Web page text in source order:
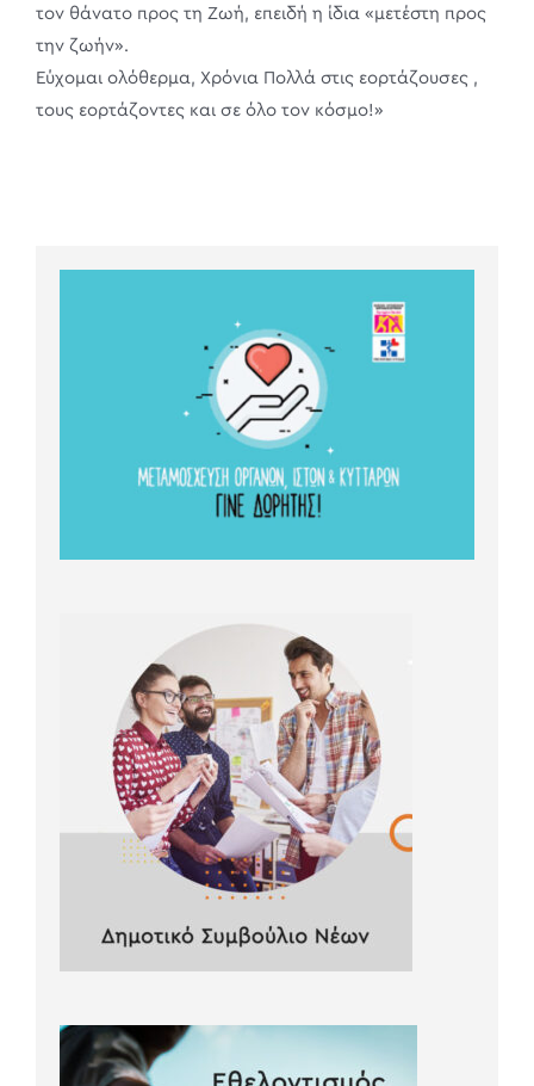
τον θάνατο προς τη Ζωή, επειδή η ίδια «μετέστη προς
την ζωήν».
Εύχομαι ολόθερμα, Χρόνια Πολλά στις εορτάζουσες ,
τους εορτάζοντες και σε όλο τον κόσμο!»